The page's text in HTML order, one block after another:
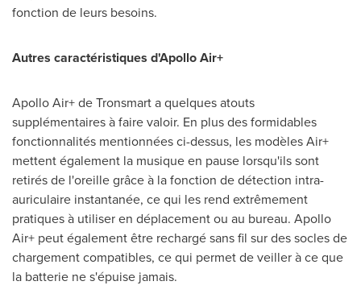
fonction de leurs besoins.
Autres caractéristiques d'Apollo Air+
Apollo Air+ de Tronsmart a quelques atouts
supplémentaires à faire valoir. En plus des formidables
fonctionnalités mentionnées ci-dessus, les modèles Air+
mettent également la musique en pause lorsqu'ils sont
retirés de l'oreille grâce à la fonction de détection intra-
auriculaire instantanée, ce qui les rend extrêmement
pratiques à utiliser en déplacement ou au bureau. Apollo
Air+ peut également être rechargé sans fil sur des socles de
chargement compatibles, ce qui permet de veiller à ce que
la batterie ne s'épuise jamais.